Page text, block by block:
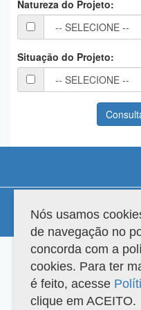
Planalto
Natureza do Projeto:
Situação do Projeto:
Versão do sistema: 3.88.9
Nós usamos
de navegação no
concorda com a
cookies. Para ter
é feito, acesse
clique em ACEITO.